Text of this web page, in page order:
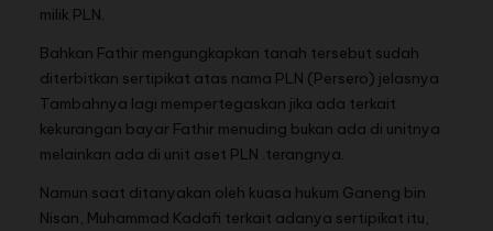
milik PLN.
Bahkan Fathir mengungkapkan tanah tersebut sudah
diterbitkan sertipikat atas nama PLN (Persero) jelasnya
Tambahnya lagi mempertegaskan jika ada terkait
kekurangan bayar Fathir menuding bukan ada di unitnya
melainkan ada di unit aset PLN .terangnya.
Namun saat ditanyakan oleh kuasa hukum Ganeng bin
Nisan, Muhammad Kadafi terkait adanya sertipikat itu,